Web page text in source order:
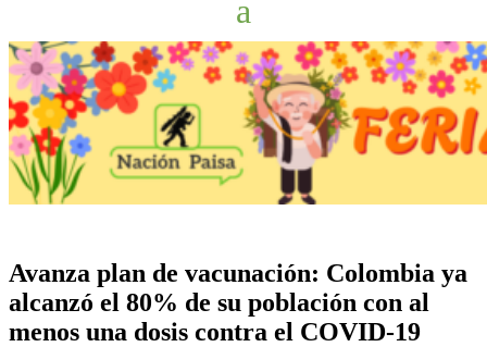
Avanza plan de vacunación: Colombia ya
alcanzó el 80% de su población con al
menos una dosis contra el COVID-19